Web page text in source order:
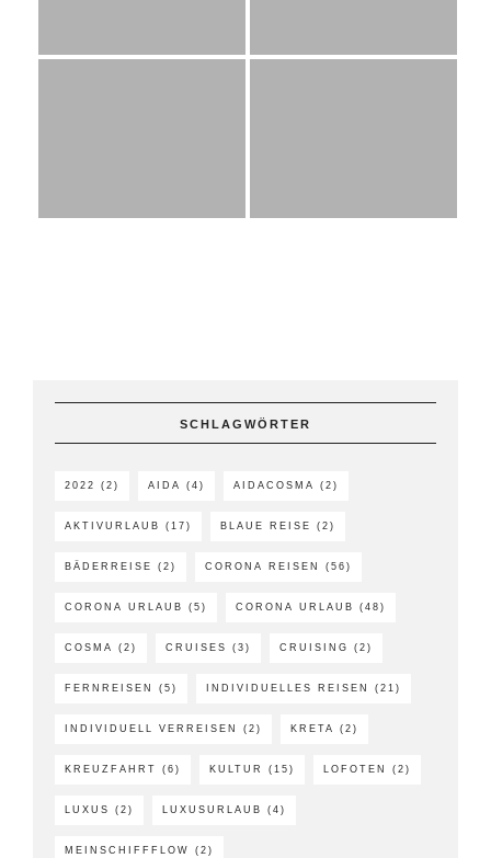
SCHLAGWÖRTER
2022 (2) AIDA (4) AIDACOSMA (2)
AKTIVURLAUB (17) BLAUE REISE (2)
BÄDERREISE (2) CORONA REISEN (56)
CORONA URLAUB (5) CORONA URLAUB (48)
COSMA (2) CRUISES (3) CRUISING (2)
FERNREISEN (5) INDIVIDUELLES REISEN (21)
INDIVIDUELL VERREISEN (2) KRETA (2)
KREUZFAHRT (6) KULTUR (15) LOFOTEN (2)
LUXUS (2) LUXUSURLAUB (4)
MEINSCHIFFFLOW (2)